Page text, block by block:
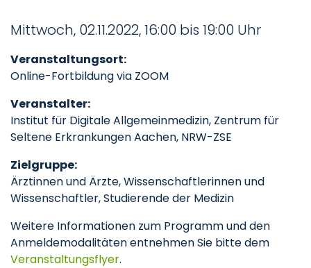
Mittwoch, 02.11.2022, 16:00 bis 19:00 Uhr
Veranstaltungsort:
Online-Fortbildung via ZOOM
Veranstalter:
Institut für Digitale Allgemeinmedizin, Zentrum für
Seltene Erkrankungen Aachen, NRW-ZSE
Zielgruppe:
Ärztinnen und Ärzte, Wissenschaftlerinnen und
Wissenschaftler, Studierende der Medizin
Weitere Informationen zum Programm und den
Anmeldemodalitäten entnehmen Sie bitte dem
Veranstaltungsflyer.